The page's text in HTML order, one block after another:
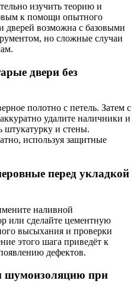
изучить теорию и
к помощи опытного
дверей возможна с базовыми
но сложные случаи
двери без
полотно с петель. Затем с
удалите наличники и
штукатурку и стены.
используя защитные
перед укладкой
наливной
или сделайте цементную
высыхания и проверки
этого шага приведёт к
дефектов.
шумоизоляцию при